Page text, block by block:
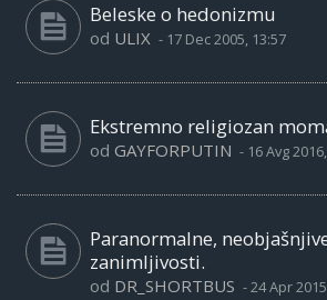
Beleske o hedonizmu
od ULIX - 17 Dec 2005, 13:57
Ekstremno religiozan
od GAYFORPUTIN - 16 Avg
Paranormalne,
zanimljivosti.
od DR_SHORTBUS -24 Apr